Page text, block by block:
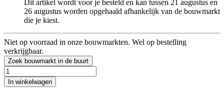
Dit artikel wordt voor je besteld en kan tussen 21 augustus en
26 augustus worden opgehaald afhankelijk van de bouwmarkt
die je kiest.
Niet op voorraad in onze bouwmarkten. Wel op bestelling
verkrijgbaar.
Zoek bouwmarkt in de buurt
In winkelwagen